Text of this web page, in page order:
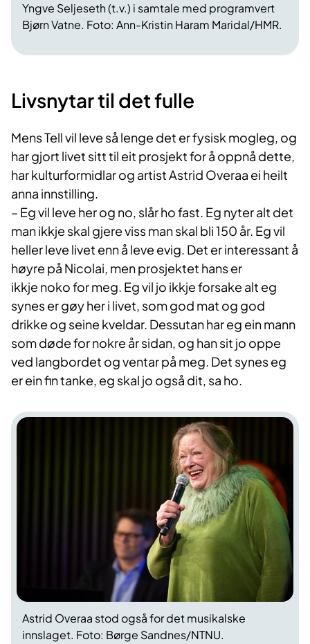
Yngve Seljeseth (t.v.) i samtale med programvert
Bjørn Vatne. Foto: Ann-Kristin Haram Maridal/HMR.
Livsnytar til det fulle
Mens Tell vil leve så lenge det er fysisk mogleg, og
har gjort livet sitt til eit prosjekt for å oppnå dette,
har kulturformidlar og artist Astrid Overaa ei heilt
anna innstilling.
– Eg vil leve her og no, slår ho fast. Eg nyter alt det
man ikkje skal gjere viss man skal bli 150 år. Eg vil
heller leve livet enn å leve evig. Det er interessant å
høyre på Nicolai, men prosjektet hans er
ikkje noko for meg. Eg vil jo ikkje forsake alt eg
synes er gøy her i livet, som god mat og god
drikke og seine kveldar. Dessutan har eg ein mann
som døde for nokre år sidan, og han sit jo oppe
ved langbordet og ventar på meg. Det synes eg
er ein fin tanke, eg skal jo også dit, sa ho.
Astrid Overaa stod også for det musikalske
innslaget. Foto: Børge Sandnes/NTNU.